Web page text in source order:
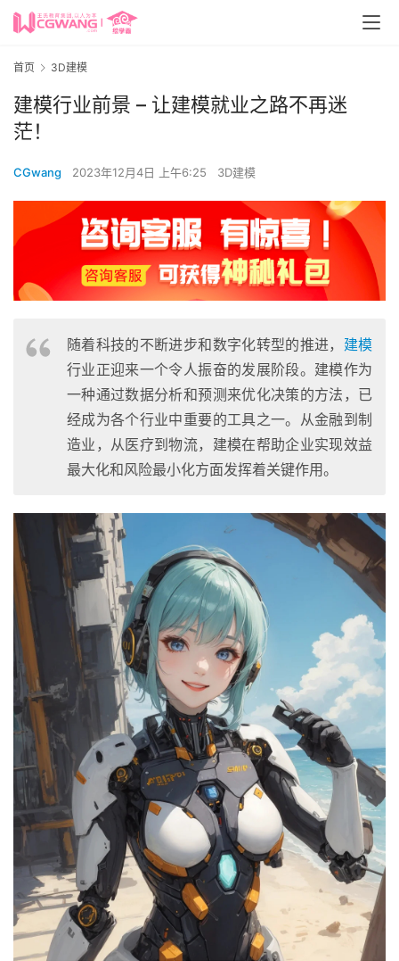
首页 3D建模
建模行业前景 – 让建模就业之路不再迷
茫！
CGwang 2023年12月4日 上午6:25 3D建模
随着科技的不断进步和数字化转型的推进， 建模
行业正迎来一个令人振奋的发展阶段。建模作为
一种通过数据分析和预测来优化决策的方法，已
经成为各个行业中重要的工具之一。从金融到制
造业，从医疗到物流，建模在帮助企业实现效益
最大化和风险最小化方面发挥着关键作用。